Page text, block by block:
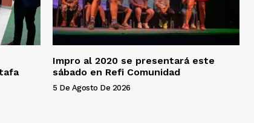
Impro al 2020 se presentará este
sábado en Refi Comunidad
5 De Agosto De 2026